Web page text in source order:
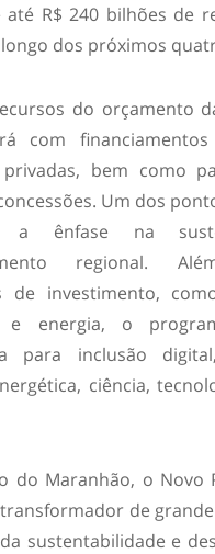
R$ 240 bilhões de
dos próximos
do orçamento
com
bem como
Um dos
a ênfase na
regional.
de investimento,
e energia, o
para inclusão
ciência,
do Maranhão, o Novo
de
sustentabilidade e